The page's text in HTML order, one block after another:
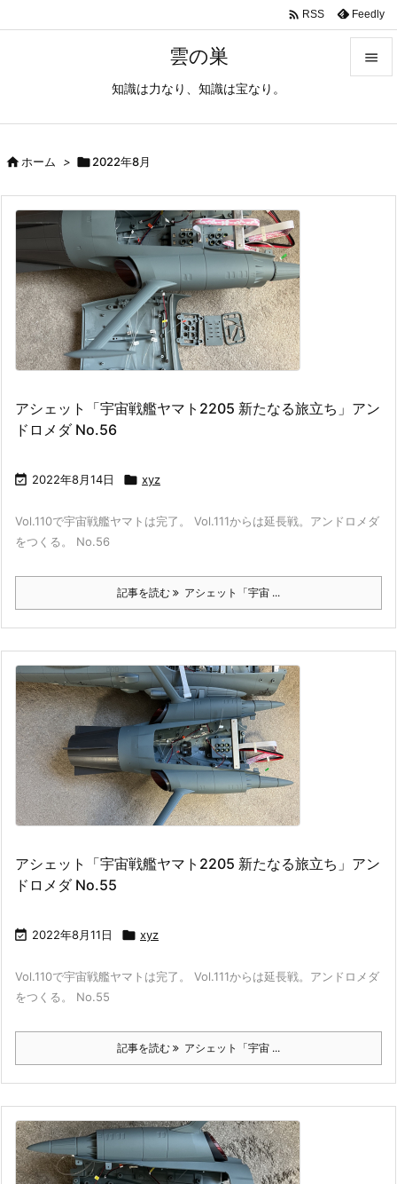
雲の巣
知識は力なり、知識は宝なり。

 RSS Feedly
ホーム > 2022年8月
アシェット「宇宙戦艦ヤマト2205 新たなる旅立ち」アン
ドロメダ No.56
 2022年8月14日  xyz
Vol.110で宇宙戦艦ヤマトは完了。 Vol.111からは延長戦。アンドロメダ
をつくる。 No.56
記事を読む アシェット「宇宙 ...
アシェット「宇宙戦艦ヤマト2205 新たなる旅立ち」アン
ドロメダ No.55
 2022年8月11日  xyz
Vol.110で宇宙戦艦ヤマトは完了。 Vol.111からは延長戦。アンドロメダ
をつくる。 No.55
記事を読む アシェット「宇宙 ...